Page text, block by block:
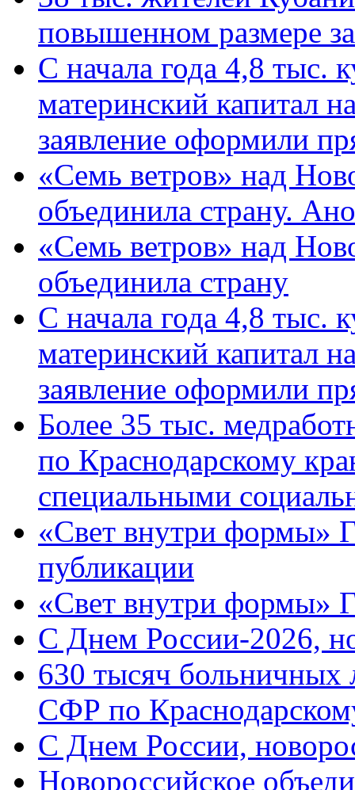
повышенном размере
С начала года 4,8 тыс.
материнский капитал
заявление оформили
«Семь ветров» над
объединила страну.
«Семь ветров» над
объединила страну
С начала года 4,8 тыс.
материнский капитал
заявление оформили
Более 35 тыс.
по Краснодарскому
специальными
«Свет внутри формы»
публикации
«Свет внутри формы»
C Днем России-2026,
630 тысяч больничных
СФР по
C Днем России,
Новороссийское